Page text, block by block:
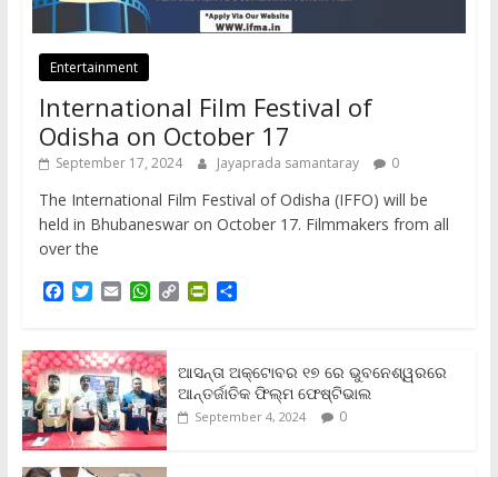
Entertainment
International Film Festival of
Odisha on October 17
September 17, 2024 Jayaprada samantaray 0
The International Film Festival of Odisha (IFFO) will be
held in Bhubaneswar on October 17. Filmmakers from all
over the
F
e
b
o
o
k
T
t
t
e
r
E
i
l
W
t
s
A
p
p
C
L
i
n
k
P
t
F
r
i
S
e
ଆସନ୍ତା ଅକ୍ଟୋବର ୧୭ ରେ ଭୁବନେଶ୍ୱରରେ
ଆନ୍ତର୍ଜାତିକ ଫିଲ୍ମ ଫେଷ୍ଟିଭାଲ
September 4, 2024 0